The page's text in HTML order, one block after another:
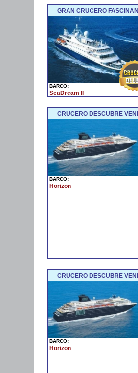
GRAN CRUCERO
BARCO:
SeaDream II
CRUCERO DESCUBRE
BARCO:
Horizon
CRUCERO DESCUBRE
BARCO:
Horizon